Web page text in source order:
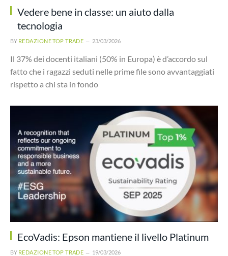
Vedere bene in classe: un aiuto dalla
tecnologia
BY REDAZIONE TOP TRADE 23/03/2026
Il 37% dei docenti italiani (50% in Europa) è d’accordo sul
fatto che i ragazzi seduti nelle prime file sono avvantaggiati
rispetto a chi sta in fondo
EcoVadis: Epson mantiene il livello Platinum
BY REDAZIONE TOP TRADE 19/03/2026